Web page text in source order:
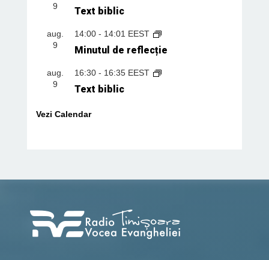
9
Text biblic
aug.
9
14:00- 14:01 EEST
Minutul de reflecție
aug.
9
16:30- 16:35 EEST
Text biblic
Vezi Calendar